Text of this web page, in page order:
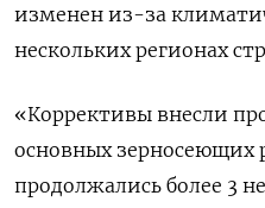
изменен из-за
нескольких регионах
«Коррективы внесли
основных зерносеющих
продолжались более 3